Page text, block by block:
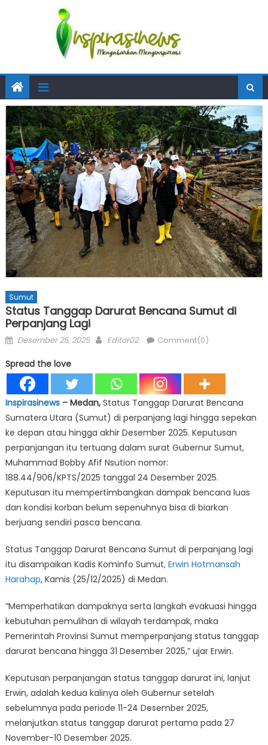
Sumut
Status Tanggap Darurat Bencana Sumut di
Perpanjang Lagi
Posted
Desember 25, 2025 Author
Editor02 Comment(0)
Spread the love
Inspirasinews– Medan, Status Tanggap Darurat Bencana
Sumatera Utara (Sumut) di perpanjang lagi hingga sepekan
ke depan atau hingga akhir Desember 2025. Keputusan
perpanjangan itu tertuang dalam surat Gubernur Sumut,
Muhammad Bobby Afif Nsution nomor:
188.44/906/KPTS/2025 tanggal 24 Desember 2025.
Keputusan itu mempertimbangkan dampak bencana luas
dan kondisi korban belum sepenuhnya bisa di biarkan
berjuang sendiri pasca bencana.
Status Tanggap Darurat Bencana Sumut di perpanjang lagi
itu disampaikan Kadis Kominfo Sumut, Erwin Hotmansah
Harahap, Kamis (25/12/2025) di Medan.
“Memperhatikan dampaknya serta langkah evakuasi hingga
kebutuhan pemulihan di wilayah terdampak, maka
Pemerintah Provinsi Sumut memperpanjang status tanggap
darurat bencana hingga 31 Desember 2025,” ujar Erwin.
Keputusan perpanjangan status tanggap darurat ini, lanjut
Erwin, adalah kedua kalinya oleh Gubernur setelah
sebelumnya pada periode 11-24 Desember 2025,
melanjutkan status tanggap darurat pertama pada 27
November-10 Desember 2025.